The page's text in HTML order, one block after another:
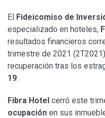
El Fideicomiso de
especializado en hoteles,
resultados financieros
trimestre de 2021
recuperación tras los
19.
Fibra Hotel cerró este
ocupación en sus